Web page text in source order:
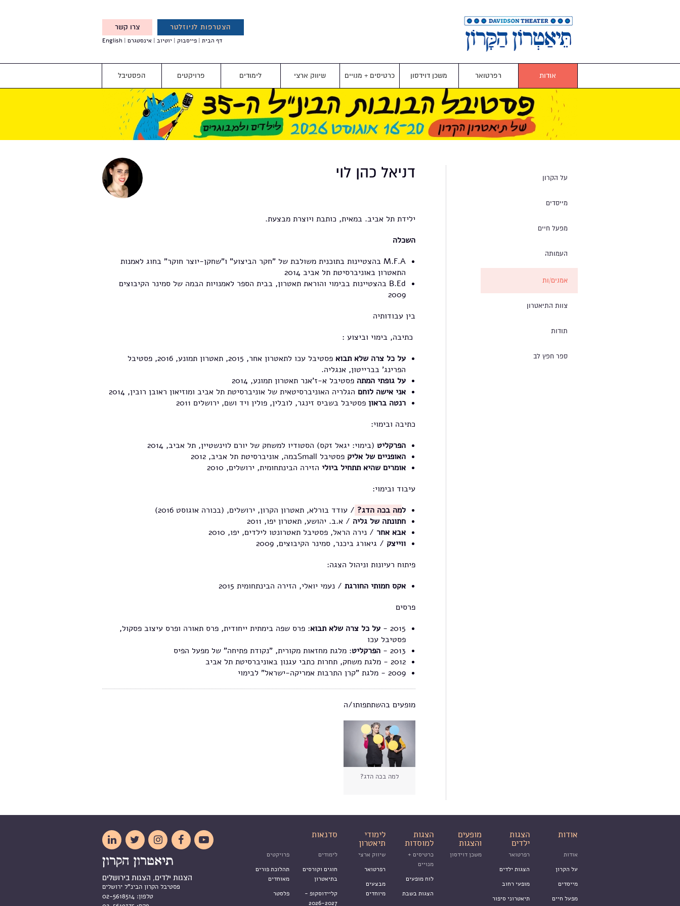
הצטרפות לניוזלטר צרו קשר
והטבות מיוחדות עבורך
דף הבית פייסבוק יוטיוב אינסטגרם English
אודות רפרטואר משכן דוידסון כרטיסים + מנויים שיווק ארצי לימודים פרויקטים הפסטיבל
על הקרון
מייסדים
מפעל חיים
העמותה
אמנים/ות
צוות התיאטרון
תודות
ספר חפץ לב
דניאל כהן לוי
ילידת תל אביב. במאית, כותבת ויוצרת מבצעת.
השכלה
M.F.A בהצטיינות בתוכנית משולבת של "חקר הביצוע" ו"שחקן-יוצר חוקר" בחוג לאמנות
התאטרון באוניברסיטת תל אביב 2014
B.Ed בהצטיינות בבימוי והוראת תאטרון, בבית הספר לאמנויות הבמה של סמינר הקיבוצים
2009
בין עבודותיה
כתיבה, בימוי וביצוע :
על כל צרה שלא תבוא
פסטיבל עכו לתאטרון אחר, 2015, תאטרון תמונע, 2016, פסטיבל
הפרינג' בברייטון, אנגליה.
על גופתי המתה פסטיבל א-ז'אנר תאטרון תמונע, 2014
אני אישה לוחם הגלריה האוניברסיטאית של אוניברסיטת תל אביב ומוזיאון ראובן רובין, 2014
רנטה בראון פסטיבל בשביס זינגר, לובלין, פולין ויד ושם, ירושלים 2011
כתיבה ובימוי:
הפרקליט (בימוי: יגאל זקס) הסטודיו למשחק של יורם לוינשטיין, תל אביב, 2014
האופניים של אליק פסטיבל Smallבמה, אוניברסיטת תל אביב, 2012
אומרים שהיא תתחיל ביולי הזירה הבינתחומית, ירושלים, 2010
עיבוד ובימוי:
למה בכה הדג? / עודד בורלא, תאטרון הקרון, ירושלים, (בכורה אוגוסט 2016)
חתונתה של גליה / א.ב. יהושע, תאטרון יפו, 2011
אבא אחר / נירה הראל, פסטיבל תאטרונטו לילדים, יפו, 2010
ווייצק / גיאורג ביכנר, סמינר הקיבוצים, 2009
פיתוח רעיונות וניהול הצגה:
אקס חמותי החורגת / נעמי יואלי, הזירה הבינתחומית 2015
פרסים
2015 -
על כל צרה שלא תבוא: פרס שפה בימתית ייחודית, פרס תאורה ופרס עיצוב פסקול,
פסטיבל עכו
2013 -
הפרקליט: מלגת מחזאות מקורית, "נקודת פתיחה" של מפעל הפיס
2012 - מלגת משחק, תחרות כתבי עגנון באוניברסיטת תל אביב
2009 - מלגת "קרן התרבות אמריקה-ישראל" לבימוי
מופעים בהשתתפותו/ה
למה בכה הדג?
אודות הצגות
ילדים
מופעים
והצגות
הצגות
למוסדות
לימודי
תיאטרון
סדנאות
אודות
על הקרון
מייסדים
מפעל חיים
רפרטואר
הצגות ילדים
מופעי רחוב
תיאטרוני סיפור
משכן דוידסון
כרטיסים +
מנויים
לוח מופעים
הצגות בשבת
שיווק ארצי
רפרטואר
מבצעים
מיוחדים
לימודים
חוגים וקורסים
בתיאטרון
קליידוסקופ -
2026-2027
פרויקטים
תהלוכת פורים
מאוחדים
פלסטר





הצגות ילדים, הצגות בירושלים
פסטיבל הקרון הבינ"ל ירושלים
טלפון: